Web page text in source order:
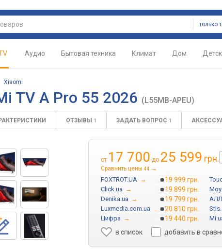
только
Аудио Бытовая техника Климат Дом
Xiaomi
TV A Pro 55 2026 (L55MB-APEU)
ОТЗЫВЫ 1 ЗАДАТЬ ВОПРОС 1
от 17 700 до 25 599 грн.
Сравнить цены 44 →
FOXTROT.UA → 19 999 грн.
Click.ua → 19 899 грн.
Denika.ua → 19 799 грн.
Luxmedia.com.ua → 20 810 грн.
Цифра → 19 440 грн.
в список
добавить в